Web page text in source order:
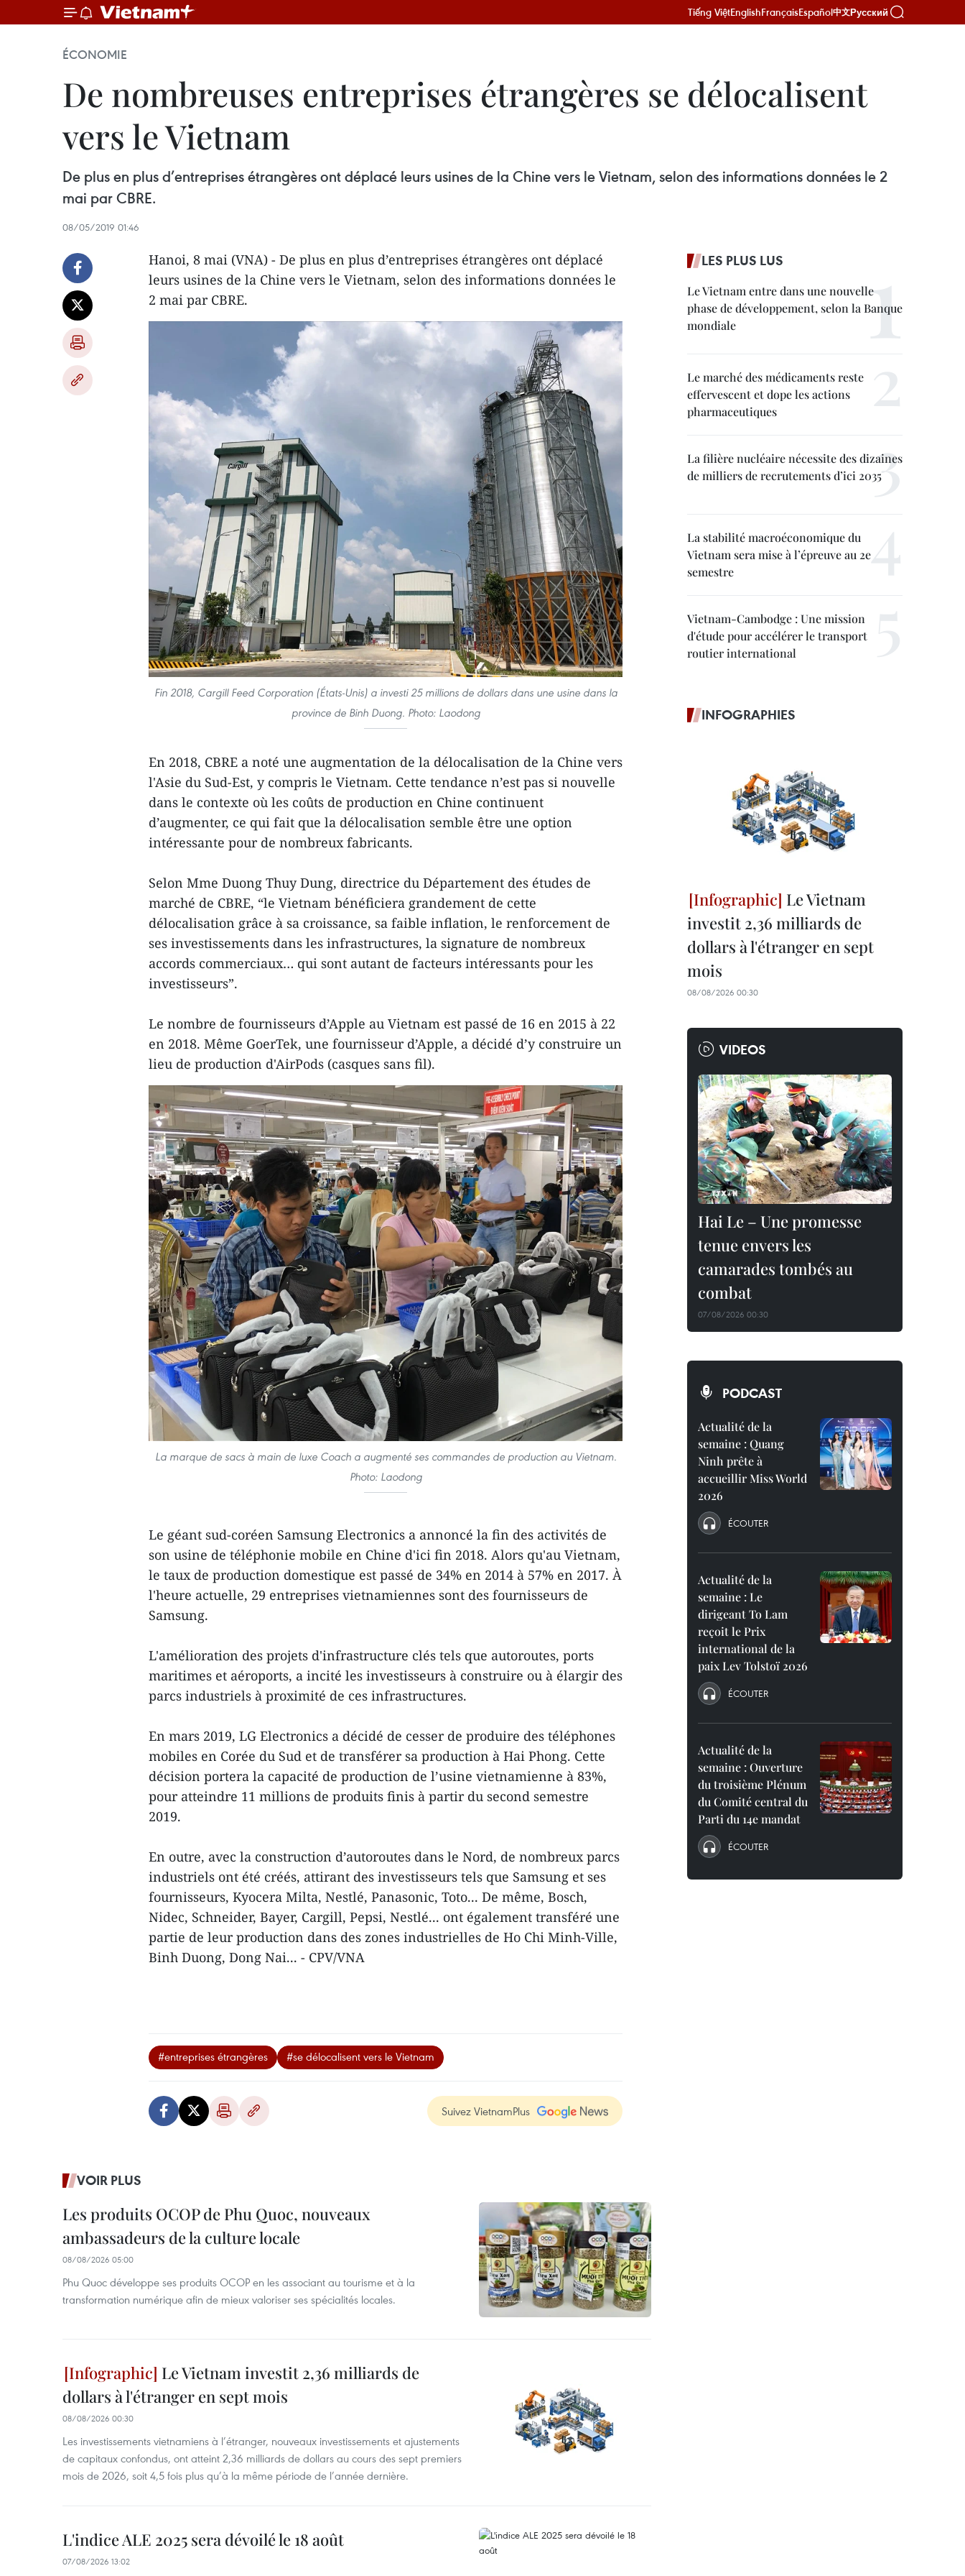
Tiếng ViệtEnglishFrançaisEspañol中文Русский
ÉCONOMIE
De nombreuses entreprises étrangères se délocalisent
vers le Vietnam
De plus en plus d’entreprises étrangères ont déplacé leurs usines de la Chine vers le Vietnam, selon des informations données le 2
mai par CBRE.
08/05/2019 01:46
Hanoi, 8 mai (VNA) - De plus en plus d’entreprises étrangères ont déplacé
leurs usines de la Chine vers le Vietnam, selon des informations données le
2 mai par CBRE.
Fin 2018, Cargill Feed Corporation (États-Unis) a investi 25 millions de dollars dans une usine dans la
province de Binh Duong. Photo: Laodong
En 2018, CBRE a noté une augmentation de la délocalisation de la Chine vers
l'Asie du Sud-Est, y compris le Vietnam. Cette tendance n’est pas si nouvelle
dans le contexte où les coûts de production en Chine continuent
d’augmenter, ce qui fait que la délocalisation semble être une option
intéressante pour de nombreux fabricants.
Selon Mme Duong Thuy Dung, directrice du Département des études de
marché de CBRE, “le Vietnam bénéficiera grandement de cette
délocalisation grâce à sa croissance, sa faible inflation, le renforcement de
ses investissements dans les infrastructures, la signature de nombreux
accords commerciaux… qui sont autant de facteurs intéressants pour les
investisseurs”.
Le nombre de fournisseurs d’Apple au Vietnam est passé de 16 en 2015 à 22
en 2018. Même GoerTek, une fournisseur d’Apple, a décidé d’y construire un
lieu de production d'AirPods (casques sans fil).
La marque de sacs à main de luxe Coach a augmenté ses commandes de production au Vietnam.
Photo: Laodong
Le géant sud-coréen Samsung Electronics a annoncé la fin des activités de
son usine de téléphonie mobile en Chine d'ici fin 2018. Alors qu'au Vietnam,
le taux de production domestique est passé de 34% en 2014 à 57% en 2017. À
l'heure actuelle, 29 entreprises vietnamiennes sont des fournisseurs de
Samsung.
L'amélioration des projets d'infrastructure clés tels que autoroutes, ports
maritimes et aéroports, a incité les investisseurs à construire ou à élargir des
parcs industriels à proximité de ces infrastructures.
En mars 2019, LG Electronics a décidé de cesser de produire des téléphones
mobiles en Corée du Sud et de transférer sa production à Hai Phong. Cette
décision portera la capacité de production de l’usine vietnamienne à 83%,
pour atteindre 11 millions de produits finis à partir du second semestre
2019.
En outre, avec la construction d’autoroutes dans le Nord, de nombreux parcs
industriels ont été créés, attirant des investisseurs tels que Samsung et ses
fournisseurs, Kyocera Milta, Nestlé, Panasonic, Toto... De même, Bosch,
Nidec, Schneider, Bayer, Cargill, Pepsi, Nestlé... ont également transféré une
partie de leur production dans des zones industrielles de Ho Chi Minh-Ville,
Binh Duong, Dong Nai... - CPV/VNA
#entreprises étrangères #se délocalisent vers le Vietnam
Suivez VietnamPlus
VOIR PLUS
Les produits OCOP de Phu Quoc, nouveaux
ambassadeurs de la culture locale
08/08/2026 05:00
Phu Quoc développe ses produits OCOP en les associant au tourisme et à la
transformation numérique afin de mieux valoriser ses spécialités locales.
Le Vietnam investit 2,36 milliards de
dollars à l'étranger en sept mois
08/08/2026 00:30
Les investissements vietnamiens à l’étranger, nouveaux investissements et ajustements
de capitaux confondus, ont atteint 2,36 milliards de dollars au cours des sept premiers
mois de 2026, soit 4,5 fois plus qu’à la même période de l’année dernière.
L'indice ALE 2025 sera dévoilé le 18 août
07/08/2026 13:02
LES PLUS LUS
Le Vietnam entre dans une nouvelle
phase de développement, selon la Banque
mondiale
Le marché des médicaments reste
effervescent et dope les actions
pharmaceutiques
La filière nucléaire nécessite des dizaines
de milliers de recrutements d’ici 2035
La stabilité macroéconomique du
Vietnam sera mise à l’épreuve au 2e
semestre
Vietnam-Cambodge : Une mission
d'étude pour accélérer le transport
routier international
INFOGRAPHIES
Le Vietnam
investit 2,36 milliards de
dollars à l'étranger en sept
mois
08/08/2026 00:30
VIDEOS
Hai Le – Une promesse
tenue envers les
camarades tombés au
combat
07/08/2026 00:30
PODCAST
Actualité de la
semaine : Quang
Ninh prête à
accueillir Miss World
2026
ÉCOUTER
Actualité de la
semaine : Le
dirigeant To Lam
reçoit le Prix
international de la
paix Lev Tolstoï 2026
ÉCOUTER
Actualité de la
semaine : Ouverture
du troisième Plénum
du Comité central du
Parti du 14e mandat
ÉCOUTER